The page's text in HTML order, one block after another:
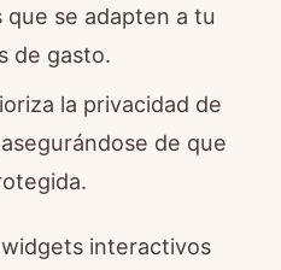
se adapten a tu
de gasto.
la privacidad de
de que
interactivos